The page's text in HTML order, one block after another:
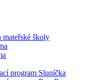
mateřské školy
program Sluníčka